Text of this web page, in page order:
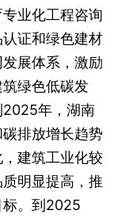
业化工程咨询
证和绿色建材
展体系，激励
绿色低碳发
2025年，湖南
排放增长趋势
建筑工业化较
明显提高，推
标。到2025